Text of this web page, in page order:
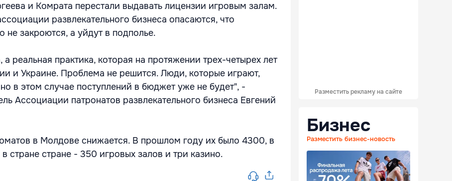
и Комрата перестали выдавать лицензии игровым залам.
развлекательного бизнеса опасаются, что
не закроются, а уйдут в подполье.
а реальная практика, которая на протяжении трех-четырех лет
и Украине. Проблема не решится. Люди, которые играют,
в этом случае поступлений в бюджет уже не будет", -
Ассоциации патронатов развлекательного бизнеса Евгений
в Молдове снижается. В прошлом году их было 4300, в
стране стране - 350 игровых залов и три казино.
Разместить рекламу на сайте
Бизнес
Разместить бизнес-новость